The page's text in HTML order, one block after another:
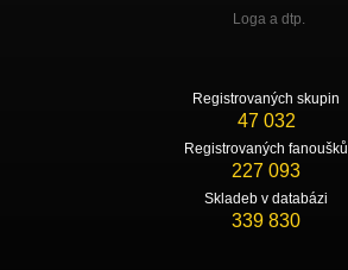
Loga a dtp.
Registrovaných skupin
47 032
Registrovaných fanoušků
227 093
Skladeb v databázi
339 830